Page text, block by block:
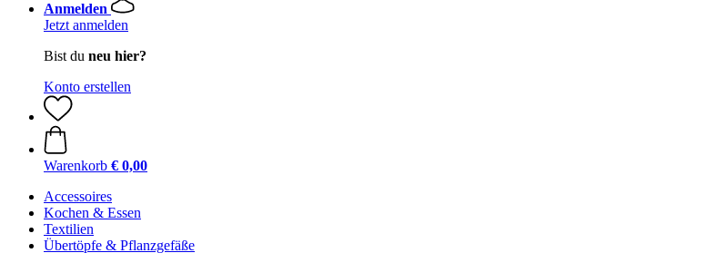
Anmelden
Jetzt anmelden
Bist du neu hier?
Konto erstellen
Warenkorb € 0,00
Accessoires
Kochen & Essen
Textilien
Übertöpfe & Pflanzgefäße